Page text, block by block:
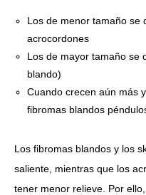
Los de menor tamaño se
acrocordones
Los de mayor tamaño se
blando)
Cuando crecen aún más
fibromas blandos
Los fibromas blandos y los
saliente, mientras que los
tener menor relieve. Por